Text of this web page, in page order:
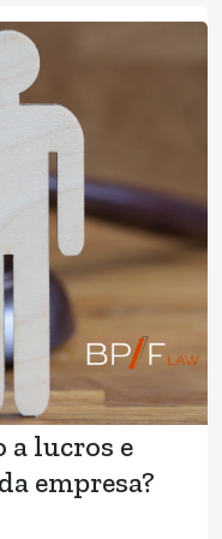
lucros e
empresa?